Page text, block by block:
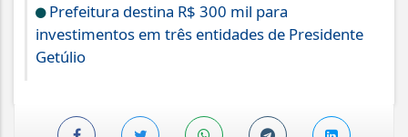
Prefeitura destina R$ 300 mil para
investimentos em três entidades de Presidente
Getúlio